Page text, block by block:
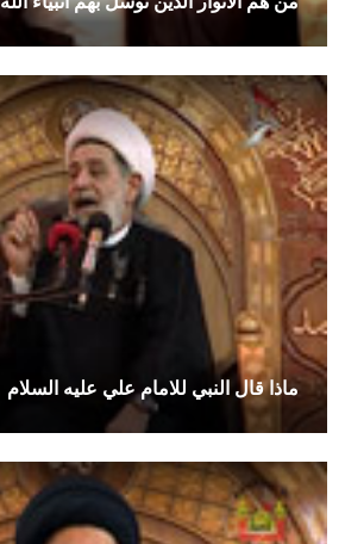
ماذا قال النبي للامام علي عليه السلام